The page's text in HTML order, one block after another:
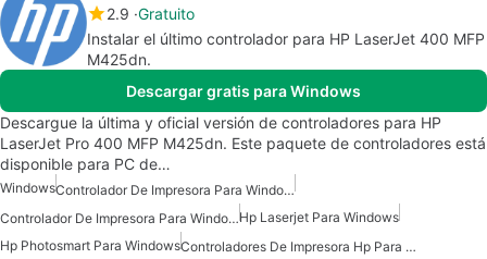
2.9 Gratuito
Instalar el último controlador para HP LaserJet 400 MFP
M425dn.
Descargar gratis para Windows
Descargue la última y oficial versión de controladores para HP
LaserJet Pro 400 MFP M425dn. Este paquete de controladores está
disponible para PC de…
Windows
Controlador De Impresora Para Windows 10
Controlador De Impresora Para Windows 7Hp Laserjet Para Windows
Hp Photosmart Para Windows
Controladores De Impresora Hp Para Windows